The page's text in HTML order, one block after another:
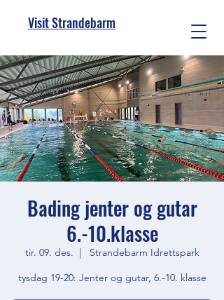
Visit Strandebarm
Bading jenter og gutar
6.-10.klasse
tir. 09. des.
  |
Strandebarm Idrettspark
tysdag 19-20: Jenter og gutar, 6.-10. klasse